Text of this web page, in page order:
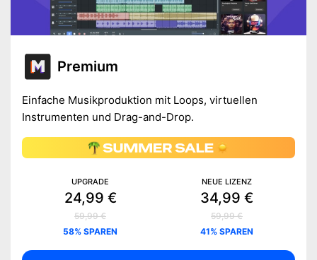
Premium
Einfache Musikproduktion mit Loops, virtuellen
Instrumenten und Drag-and-Drop.
UPGRADE
24,99 €
59,99 €
58% SPAREN
NEUE LIZENZ
34,99 €
59,99 €
41% SPAREN